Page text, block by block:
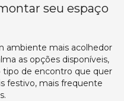
seu espaço
ambiente mais acolhedor
as opções disponíveis,
tipo de encontro que quer
festivo, mais frequente